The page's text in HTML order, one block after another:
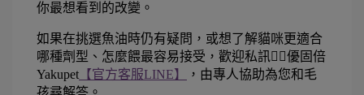
你最想看到的改變。
如果在挑選魚油時仍有疑問，或想了解貓咪更適合
哪種劑型、怎麼餵最容易接受，歡迎私訊👉🏻優固倍
Yakupet 【官方客服LINE】
，由專人協助為您和毛